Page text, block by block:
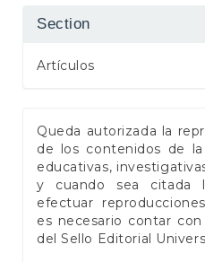
Section
Artículos
Queda autorizada la
de los contenidos de
educativas,
y cuando sea citada
efectuar
es necesario contar
del Sello Editorial